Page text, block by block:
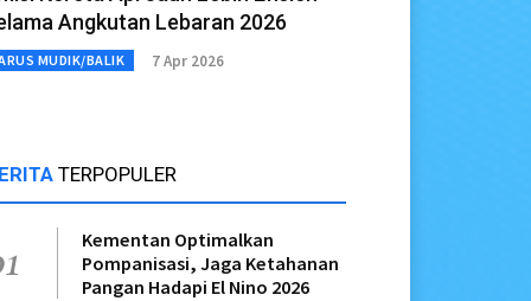
Angkutan Lebaran 2026
MUDIK/BALIK 7 Apr 2026
TERPOPULER
Kementan Optimalkan
Pompanisasi, Jaga Ketahanan
Pangan Hadapi El Nino 2026